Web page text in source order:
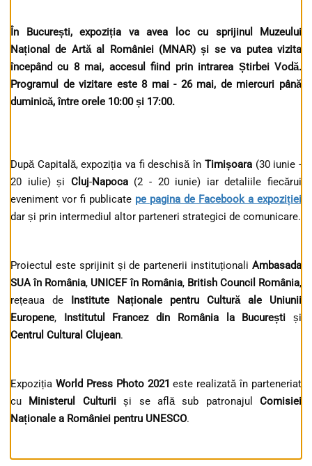
În București, expoziția va avea loc cu sprijinul Muzeului
Național de Artă al României (MNAR) și se va putea vizita
începând cu 8 mai, accesul fiind prin intrarea Știrbei Vodă.
Programul de vizitare este 8 mai - 26 mai, de miercuri până
duminică, între orele 10:00 și 17:00.
După Capitală, expoziția va fi deschisă în Timișoara(30 iunie -
20 iulie) și Cluj-Napoca(2 - 20 iunie) iar detaliile fiecărui
eveniment vor fi publicate pe pagina de Facebook a expoziției
dar și prin intermediul altor parteneri strategici de comunicare.
Proiectul este sprijinit și de partenerii instituționali Ambasada
SUA în România, UNICEF în România, British Council România,
rețeaua de Institute Naționale pentru Cultură ale Uniunii
Europene, Institutul Francez din România la București și
Centrul Cultural Clujean.
Expoziția World Press Photo 2021 este realizată în parteneriat
cu Ministerul Culturiiși se află sub patronajul Comisiei
Naționale a României pentru UNESCO.